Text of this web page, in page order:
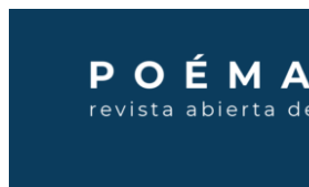
contenido